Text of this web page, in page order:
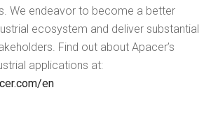
We endeavor to become a better
ecosystem and deliver substantial
Find out about Apacer’s
applications at:
en